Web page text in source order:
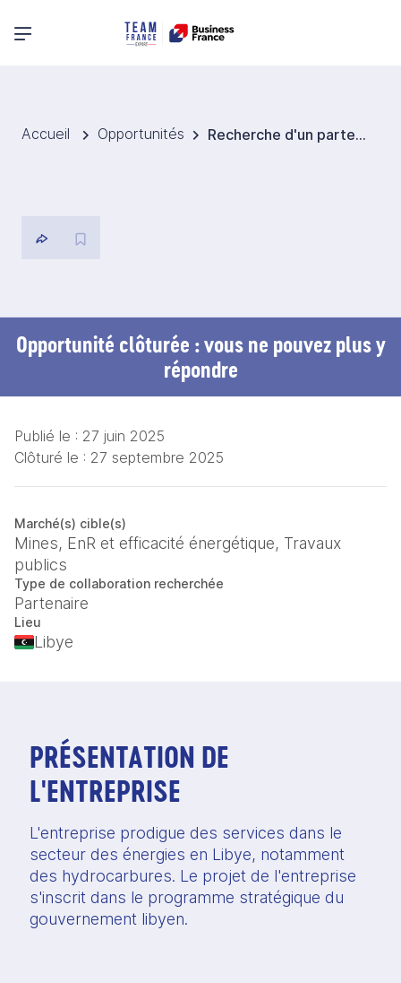
Menu principal
Accueil Opportunités Recherche d'un partenaire EPC pour le nettoyage de réservoirs pour l'industrie énergétique
Opportunité clôturée : vous ne pouvez plus y
répondre
Publié le : 27 juin 2025
Clôturé le : 27 septembre 2025
Marché(s) cible(s)
Mines, EnR et efficacité énergétique, Travaux
publics
Type de collaboration recherchée
Partenaire
Lieu
Libye
PRÉSENTATION DE
L'ENTREPRISE
L'entreprise prodigue des services dans le
secteur des énergies en Libye, notamment
des hydrocarbures. Le projet de l'entreprise
s'inscrit dans le programme stratégique du
gouvernement libyen.